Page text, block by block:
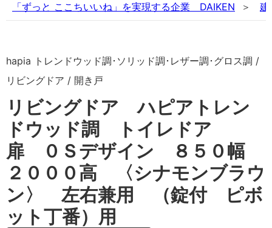
「ずっと ここちいいね」を実現する企業 DAIKEN 建
hapia トレンドウッド調･ソリッド調･レザー調･グロス調 /
リビングドア / 開き戸
リビングドア ハピアトレン
ドウッド調 トイレドア
扉 ０Ｓデザイン ８５０幅
２０００高 〈シナモンブラウ
ン〉 左右兼用 （錠付 ピボ
ット丁番）用